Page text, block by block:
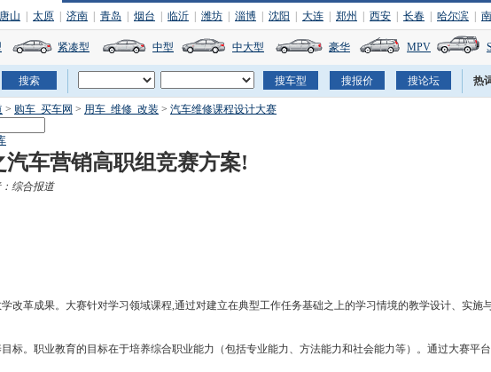
唐山 太原 济南 青岛 烟台 临沂 潍坊 淄博 沈阳 大连 郑州 西安 长春 哈尔滨
紧凑型 中型 中大型 豪华 MPV
热
> 购车_买车网 > 用车_维修_改装 > 汽车维修课程设计大赛
车营销高职组竞赛方案!
综合报道
革成果。大赛针对学习领域课程,通过对建立在典型工作任务基础之上的学习情境的教学设计、实施
。职业教育的目标在于培养综合职业能力（包括专业能力、方法能力和社会能力等）。通过大赛平